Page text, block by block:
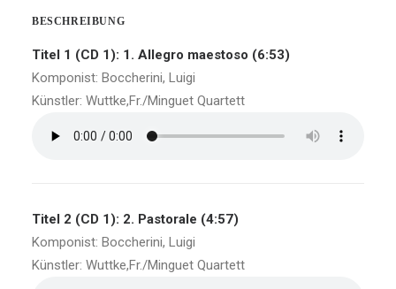
BESCHREIBUNG
Titel 1 (CD 1): 1. Allegro maestoso (6:53)
Komponist: Boccherini, Luigi
Künstler: Wuttke,Fr./Minguet Quartett
Titel 2 (CD 1): 2. Pastorale (4:57)
Komponist: Boccherini, Luigi
Künstler: Wuttke,Fr./Minguet Quartett